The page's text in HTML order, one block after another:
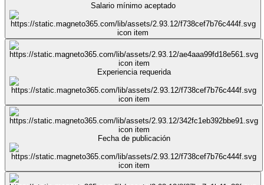
Salario mínimo aceptado
Experiencia requerida
Fecha de publicación